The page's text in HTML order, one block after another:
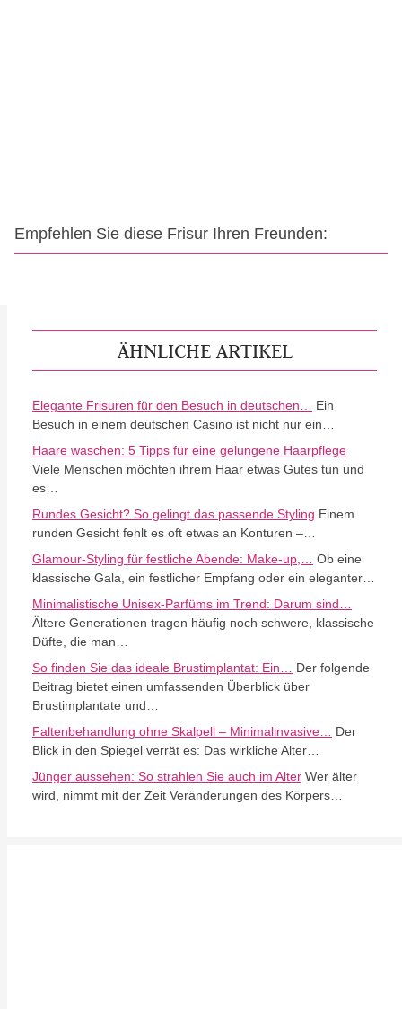
Empfehlen Sie diese Frisur Ihren Freunden:
ÄHNLICHE ARTIKEL
Elegante Frisuren für den Besuch in deutschen…
Ein
Besuch in einem deutschen Casino ist nicht nur ein…
Haare waschen: 5 Tipps für eine gelungene Haarpflege
Viele Menschen möchten ihrem Haar etwas Gutes tun und
es…
Rundes Gesicht? So gelingt das passende Styling Einem
runden Gesicht fehlt es oft etwas an Konturen –…
Glamour-Styling für festliche Abende: Make-up,…
Ob eine
klassische Gala, ein festlicher Empfang oder ein eleganter…
Minimalistische Unisex-Parfüms im Trend: Darum sind…
Ältere Generationen tragen häufig noch schwere, klassische
Düfte, die man…
So finden Sie das ideale Brustimplantat: Ein…
Der folgende
Beitrag bietet einen umfassenden Überblick über
Brustimplantate und…
Faltenbehandlung ohne Skalpell – Minimalinvasive…
Der
Blick in den Spiegel verrät es: Das wirkliche Alter…
Jünger aussehen: So strahlen Sie auch im Alter Wer älter
wird, nimmt mit der Zeit Veränderungen des Körpers…